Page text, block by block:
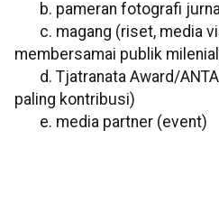
b. pameran fotografi
c. magang (riset, media
membersamai publik
d. Tjatranata Award/
paling kontribusi)
e. media partner (event)